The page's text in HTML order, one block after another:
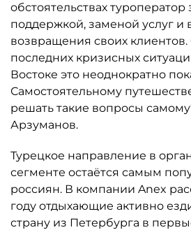
обстоятельствах туроператор
поддержкой, заменой услуг и
возвращения своих
последних кризисных
Востоке это неоднократно
Самостоятельному
решать такие вопросы
Арзуманов.
Турецкое направление в
сегменте остаётся самым
россиян. В компании Anex
году отдыхающие активно
страну из Петербурга в